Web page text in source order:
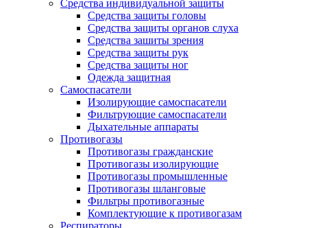
Средства индивидуальной защиты
Средства защиты головы
Средства защиты органов слуха
Средства зашиты зрения
Средства защиты рук
Средства защиты ног
Одежда защитная
Самоспасатели
Изолирующие самоспасатели
Фильтрующие самоспасатели
Дыхательные аппараты
Противогазы
Противогазы гражданские
Противогазы изолирующие
Противогазы промышленные
Противогазы шланговые
Фильтры противогазные
Комплектующие к противогазам
Респираторы